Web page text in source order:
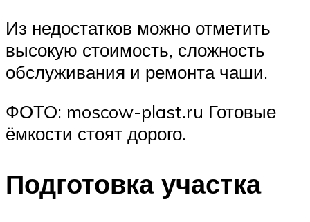
Из недостатков можно отметить
высокую стоимость, сложность
обслуживания и ремонта чаши.
ФОТО: moscow-plast.ru Готовые
ёмкости стоят дорого.
Подготовка участка